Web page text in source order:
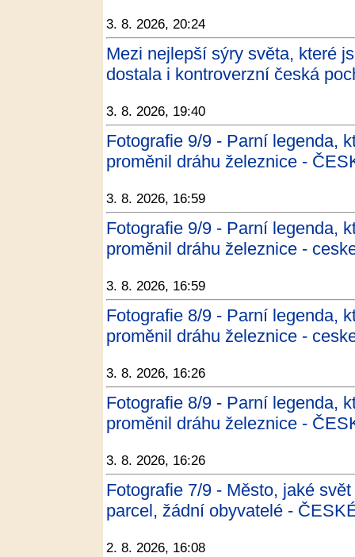
3. 8. 2026, 20:24
Mezi nejlepší sýry světa, které
dostala i kontroverzní česká
3. 8. 2026, 19:40
Fotografie 9/9 - Parní legenda,
proměnil dráhu železnice -
3. 8. 2026, 16:59
Fotografie 9/9 - Parní legenda,
proměnil dráhu železnice -
3. 8. 2026, 16:59
Fotografie 8/9 - Parní legenda,
proměnil dráhu železnice -
3. 8. 2026, 16:26
Fotografie 8/9 - Parní legenda,
proměnil dráhu železnice -
3. 8. 2026, 16:26
Fotografie 7/9 - Město, jaké
parcel, žádní obyvatelé -
2. 8. 2026, 16:08